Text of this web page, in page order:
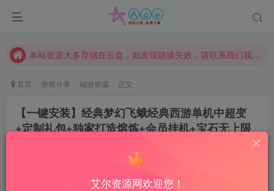
本网站的文章部分内容可能来源于网络，仅供大家学习与参考，如有侵权，请联系站长QQ466107887进行删除处理。
本站资源大多存储在云盘，如发现链接失效，请联系我们我们会第一时间更新。
请勿相信任何评论区广告！以免上当受骗！
本网站的文章部分内容可能来源于网络，仅供大家学习与参考，如有侵权，请联系站长QQ466107887进行删除处理。
首页 游戏分享 端游资源 正文
【一键安装】经典梦幻飞蛾经典西游单机中超变
+定制礼包+独家打造熔炼+会员挂机+宝石无上限
艾尔资源网欢迎您！